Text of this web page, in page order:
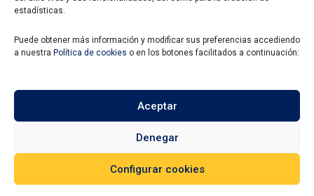
estadísticas.
Puede obtener más información y modificar sus preferencias accediendo
a nuestra Política de cookies o en los botones facilitados a continuación:
Aceptar
Denegar
Configurar cookies